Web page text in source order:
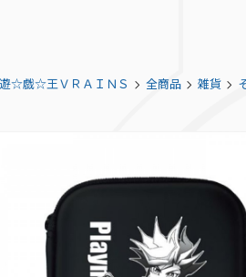
遊☆戯☆王ＶＲＡＩＮＳ 全商品 雑貨